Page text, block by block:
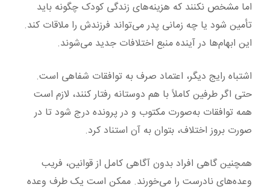
اما مشخص نکنند که هزینه‌های زندگی کودک چگونه باید
تأمین شود یا چه زمانی پدر می‌تواند فرزندش را ملاقات کند.
این ابهام‌ها در آینده منبع اختلافات جدید می‌شوند.
اشتباه رایج دیگر، اعتماد صرف به توافقات شفاهی است.
حتی اگر طرفین کاملاً با هم دوستانه رفتار کنند، لازم است
همه توافقات به‌صورت مکتوب و در پرونده درج شود تا در
صورت بروز اختلاف، بتوان به آن استناد کرد.
همچنین گاهی افراد بدون آگاهی کامل از قوانین، فریب
وعده‌های نادرست را می‌خورند. ممکن است یک طرف وعده